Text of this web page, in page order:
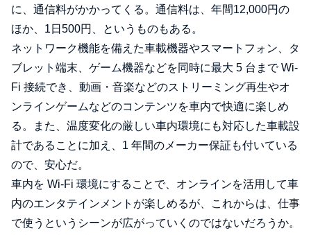
に、通信料がかかってくる。通信料は、年間12,000円の
ほか、1日500円、というものもある。
ネットワーク機能を備えた車載機器やスマートフォン、タ
ブレット端末、ゲーム機器などを同時に最大 5 台まで Wi-
Fi 接続でき、動画・音楽などのストリーミング再生やオ
ンラインゲームなどのコンテンツを車内で快適に楽しめ
る。また、温度変化の厳しい車内環境にも対応した車載設
計であることに加え、1 年間のメーカー保証も付いている
ので、安心だ。
車内を Wi-Fi 環境にすることで、オンラインを活用して車
内のエンタテインメントが楽しめるが、これからは、仕事
で使うというシーンが広がっていくのではないだろうか。